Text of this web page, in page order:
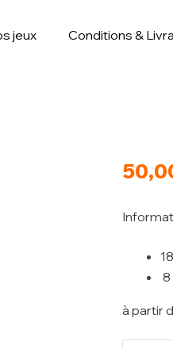
jeux Conditions &
8
à partir